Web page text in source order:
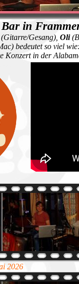
in
(Gitarre/Gesang), Oli
bedeutet so viel wie:
Konzert in der
2026